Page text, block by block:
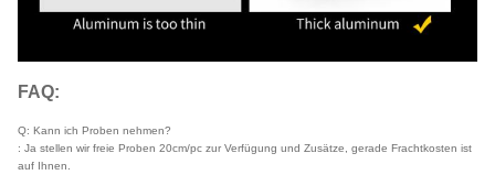
FAQ:
Q: Kann ich Proben nehmen?
: Ja stellen wir freie Proben 20cm/pc zur Verfügung und Zusätze, gerade Frachtkosten ist
auf Ihnen.